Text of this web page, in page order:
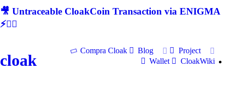
🎥 Untraceable CloakCoin Transaction via ENIGMA
⚡🕵‍♂
cloak
Compra Cloak Blog
Project
Wallet
CloakWiki